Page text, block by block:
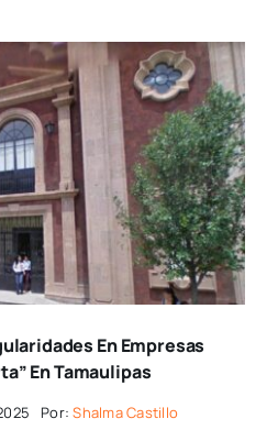
En Empresas
En Tamaulipas
Por:Shalma Castillo